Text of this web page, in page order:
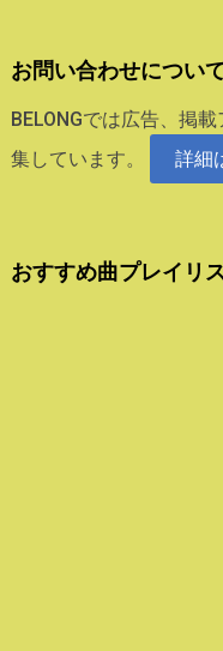
お問い合わせについ
BELONGでは広告、掲
集しています。
詳細
おすすめ曲プレイリ